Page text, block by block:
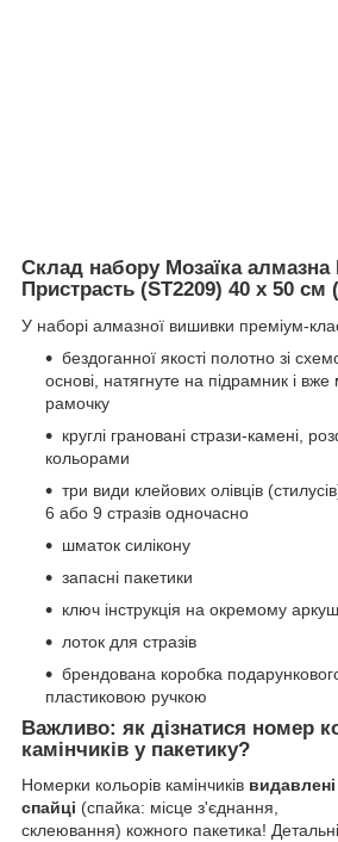
Склад набору Мозаїка алмазна
Пристрасть (ST2209) 40 х 50 см
У наборі алмазної вишивки преміум-
бездоганної якості полотно зі
основі, натягнуте на підрамник і
рамочку
круглі грановані стрази-камені,
кольорами
три види клейових олівців
6 або 9 стразів одночасно
шматок силікону
запасні пакетики
ключ інструкція на окремому
лоток для стразів
брендована коробка
пластиковою ручкою
Важливо: як дізнатися номер
камінчиків у пакетику?
Номерки кольорів камінчиків
спайці (спайка: місце з'єднання,
склеювання) кожного пакетика!